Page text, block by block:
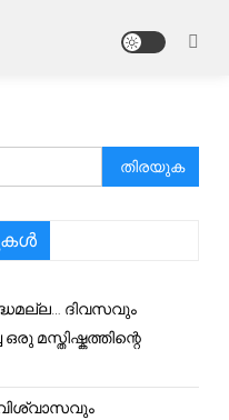
അനേഷിക്കുക
ദിവസവും
മസ്തിഷ്കത്തിന്റെ